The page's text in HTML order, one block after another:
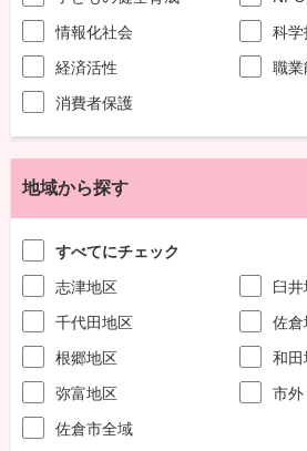
情報化社会
科学
経済活性
職業
消費者保護
地域から探す
すべてにチェック
志津地区
臼
千代田地区
佐倉
根郷地区
和田
弥富地区
市外
佐倉市全域